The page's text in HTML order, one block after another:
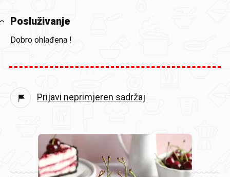
Posluživanje
Dobro ohlađena !
Prijavi neprimjeren sadržaj